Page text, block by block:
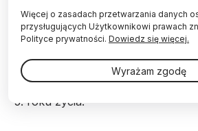
Atopowe zapalenie skóry jest
zapalną, występującą głównie u
choruje na nie około 8 proc.
5. roku życia.
Więcej o zasadach przetwarzania danych
przysługujących Użytkownikowi prawach
Polityce prywatności. Dowiedz się więcej.
Wyrażam zgodę